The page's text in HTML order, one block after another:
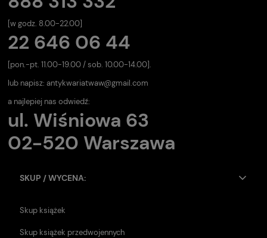
[w godz. 8.00-22.00]
22 646 06 44
[pon.-pt. 11.00-19.00 / sob. 10.00-14.00].
lub napisz: antykwariatwaw@gmail.com
a najlepiej nas odwiedź:
ul. Wiśniowa 63
02-520 Warszawa
SKUP / WYCENA:
Skup książek
Skup książek przedwojennych